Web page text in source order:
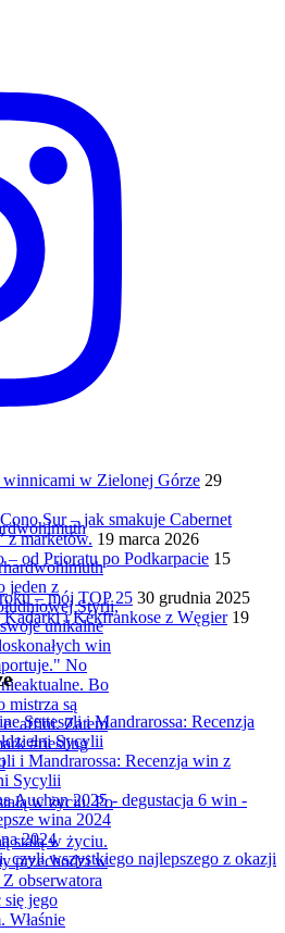
w życiu. Po
w Zielonej Górze 29
Sur – jak smakuje Cabernet
z marketów. 19 marca 2026
– od Prioratu po Podkarpacie 15
– mój TOP 25 30 grudnia 2025
Kadarki i Kékfrankose z Węgier 19
Settesoli i Mandrarossa: Recenzja
Sycylii
i Mandrarossa: Recenzja win z
Sycylii
Auchan 2025 - degustacja 6 win -
wina 2024
2024
czyli wszystkiego najlepszego z okazji